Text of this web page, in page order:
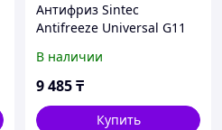
Антифриз Sintec
Antifreeze Universal G11
В наличии
9 485₸
Купить